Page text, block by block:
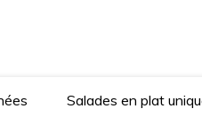
Salades en plat